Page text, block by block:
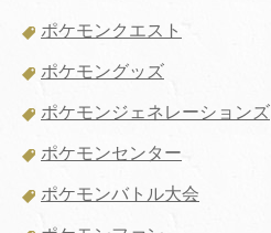
ポケモンクエスト
ポケモングッズ
ポケモンジェネレーションズ
ポケモンセンター
ポケモンバトル大会